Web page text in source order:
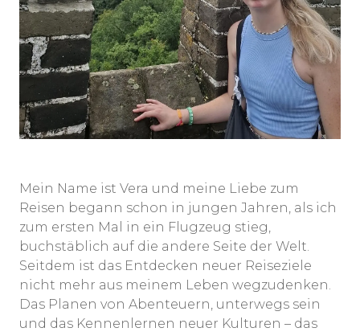
Mein Name ist Vera und meine Liebe zum
Reisen begann schon in jungen Jahren, als ich
zum ersten Mal in ein Flugzeug stieg,
buchstäblich auf die andere Seite der Welt.
Seitdem ist das Entdecken neuer Reiseziele
nicht mehr aus meinem Leben wegzudenken.
Das Planen von Abenteuern, unterwegs sein
und das Kennenlernen neuer Kulturen – das